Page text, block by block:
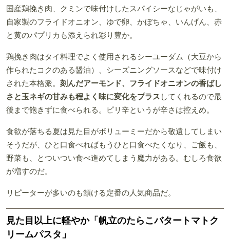
国産鶏挽き肉、クミンで味付けしたスパイシーなじゃがいも、
自家製のフライドオニオン、ゆで卵、かぼちゃ、いんげん、赤
と黄のパプリカも添えられ彩り豊か。
鶏挽き肉はタイ料理でよく使用されるシーユーダム（大豆から
作られたコクのある醤油）、シーズニングソースなどで味付け
された本格派。 刻んだアーモンド、フライドオニオンの香ばし
さと玉ネギの甘みも程よく味に変化をプラス してくれるので最
後まで飽きずに食べられる。ピリ辛というが辛さは控えめ。
食欲が落ちる夏は見た目がボリューミーだから敬遠してしまい
そうだが、ひと口食べればもうひと口食べたくなり、ご飯も、
野菜も、とついつい食べ進めてしまう魔力がある。むしろ食欲
が増すのだ。
リピーターが多いのも頷ける定番の人気商品だ。
見た目以上に軽やか「帆立のたらこバタートマトク
リームパスタ」